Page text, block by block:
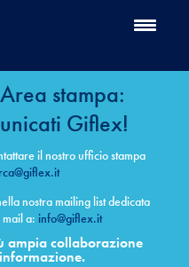
stampa:
Giflex!
il nostro ufficio stampa
nostra mailing list dedicata
a: info@giflex.it
ampia collaborazione